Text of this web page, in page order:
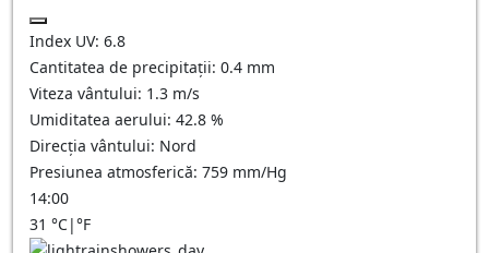
Index UV: 6.8
Cantitatea de precipitații: 0.4 mm
Viteza vântului: 1.3 m/s
Umiditatea aerului: 42.8 %
Direcția vântului: Nord
Presiunea atmosferică: 759 mm/Hg
14:00
31 °C|°F